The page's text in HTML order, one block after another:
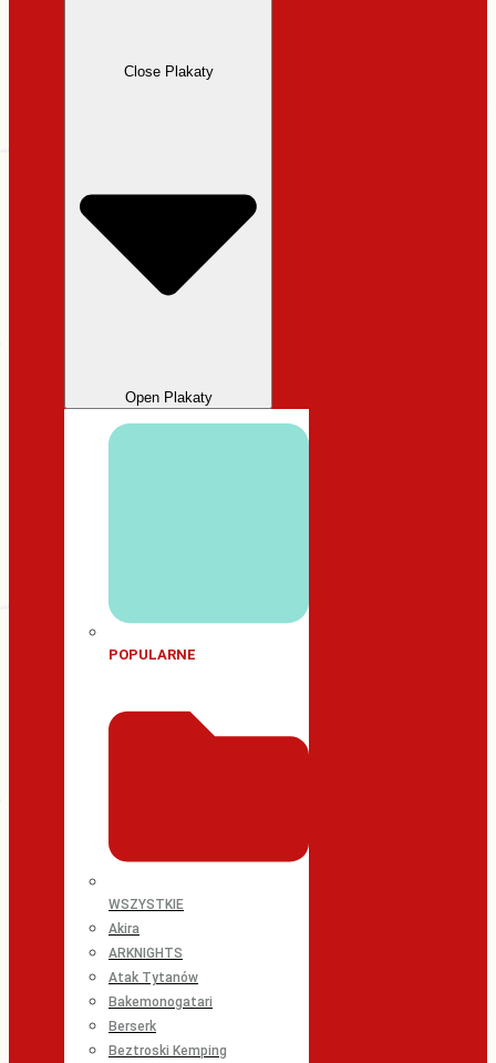
Close Plakaty
Open Plakaty
POPULARNE
WSZYSTKIE
Akira
ARKNIGHTS
Atak Tytanów
Bakemonogatari
Berserk
Beztroski Kemping